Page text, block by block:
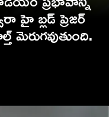
హై బ్లడ్ ప్రెజర్